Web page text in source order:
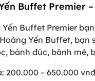
Buffet Premier
Buffet Premier
Yến Buffet,
bánh đúc, bánh mè,
200.000 – 650.000